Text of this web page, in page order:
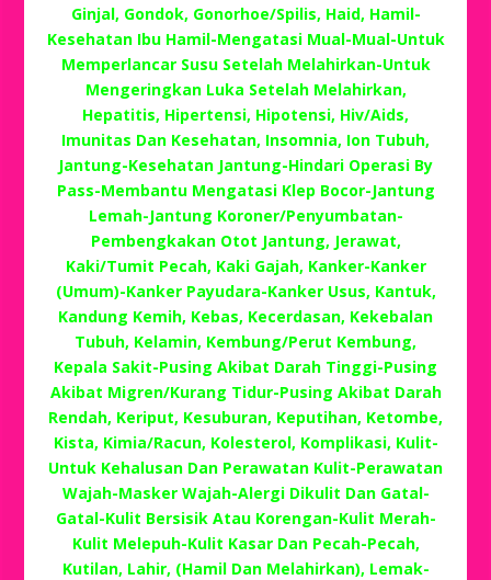
Ginjal, Gondok, Gonorhoe/Spilis, Haid, Hamil-
Kesehatan Ibu Hamil-Mengatasi Mual-Mual-Untuk
Memperlancar Susu Setelah Melahirkan-Untuk
Mengeringkan Luka Setelah Melahirkan,
Hepatitis, Hipertensi, Hipotensi, Hiv/Aids,
Imunitas Dan Kesehatan, Insomnia, Ion Tubuh,
Jantung-Kesehatan Jantung-Hindari Operasi By
Pass-Membantu Mengatasi Klep Bocor-Jantung
Lemah-Jantung Koroner/Penyumbatan-
Pembengkakan Otot Jantung, Jerawat,
Kaki/Tumit Pecah, Kaki Gajah, Kanker-Kanker
(Umum)-Kanker Payudara-Kanker Usus, Kantuk,
Kandung Kemih, Kebas, Kecerdasan, Kekebalan
Tubuh, Kelamin, Kembung/Perut Kembung,
Kepala Sakit-Pusing Akibat Darah Tinggi-Pusing
Akibat Migren/Kurang Tidur-Pusing Akibat Darah
Rendah, Keriput, Kesuburan, Keputihan, Ketombe,
Kista, Kimia/Racun, Kolesterol, Komplikasi, Kulit-
Untuk Kehalusan Dan Perawatan Kulit-Perawatan
Wajah-Masker Wajah-Alergi Dikulit Dan Gatal-
Gatal-Kulit Bersisik Atau Korengan-Kulit Merah-
Kulit Melepuh-Kulit Kasar Dan Pecah-Pecah,
Kutilan, Lahir, (Hamil Dan Melahirkan), Lemak-